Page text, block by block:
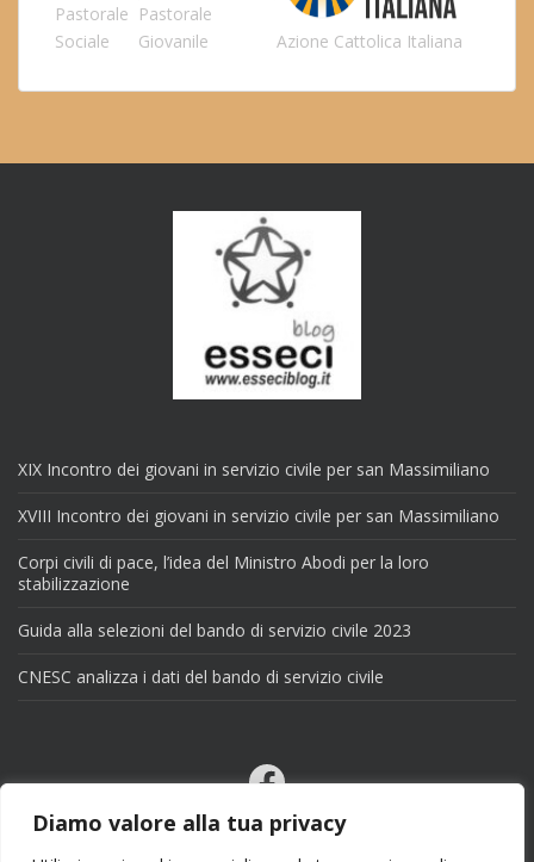
Diamo valore alla tua privacy
Pastorale
Sociale
Pastorale
Giovanile
Azione Cattolica Italiana
XIX Incontro dei giovani in servizio civile per san Massimiliano
XVIII Incontro dei giovani in servizio civile per san Massimiliano
Corpi civili di pace, l’idea del Ministro Abodi per la loro
stabilizzazione
Guida alla selezioni del bando di servizio civile 2023
CNESC analizza i dati del bando di servizio civile
Facebook
Email